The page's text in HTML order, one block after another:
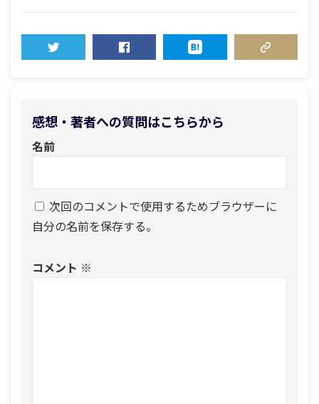
感想・著者への質問はこちらから
名前
次回のコメントで使用するためブラウザーに
自分の名前を保存する。
コメント ※